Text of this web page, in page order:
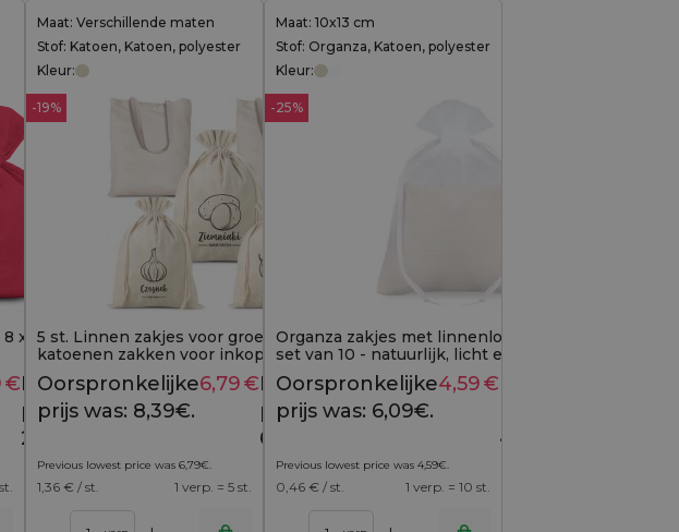
x 10 cm - rood
3,09 €
€Huidige
prijs is:
2,79€.
Maat: Verschillende maten
Stof: Katoen, Katoen, polyester
Kleur:
-19%
5 st. Linnen zakjes voor groenten (3 st) en
katoenen zakken voor inkopen (2 st) (PL)
8,39 €
Oorspronkelijke
prijs was: 8,39€.
6,79€Huidige
prijs is:
6,79€.
Previous lowest price was 6,79€
1,36 € / st. 1 verp. = 5 st.
Maat: 10x13 cm
Stof: Organza, Katoen, polyester
Kleur:
-25%
Organza zakjes met linnenlook - 10x13 cm,
set van 10 - natuurlijk, licht en elegant
verpakt
Oorspronkelijke
prijs was: 6,09€.
4,59€
4,59€.
Previous lowest price was 4,59€
0,46 € / st. 1 verp. = 10 st.